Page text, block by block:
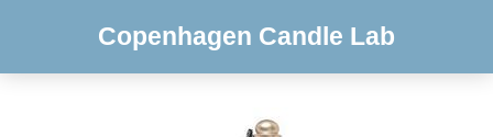
Copenhagen Candle Lab